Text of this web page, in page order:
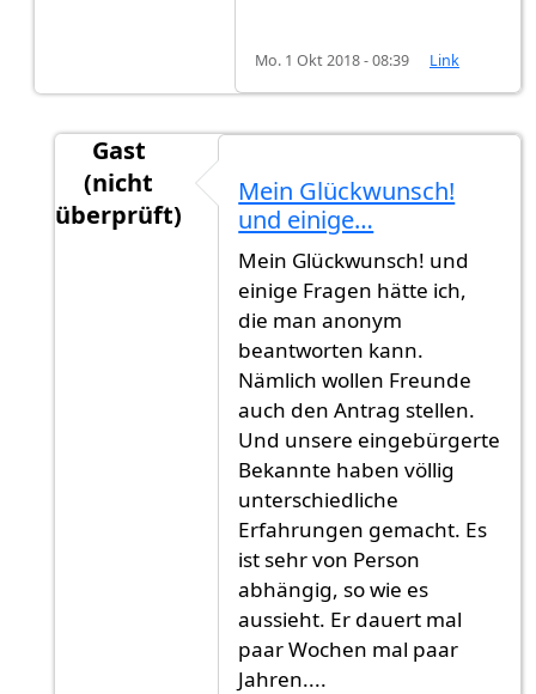
Mo. 1 Okt 2018 - 08:39 Link
Gast
(nicht
überprüft)
Mein Glückwunsch!
und einige…
Mein Glückwunsch! und
einige Fragen hätte ich,
die man anonym
beantworten kann.
Nämlich wollen Freunde
auch den Antrag stellen.
Und unsere eingebürgerte
Bekannte haben völlig
unterschiedliche
Erfahrungen gemacht. Es
ist sehr von Person
abhängig, so wie es
aussieht. Er dauert mal
paar Wochen mal paar
Jahren....